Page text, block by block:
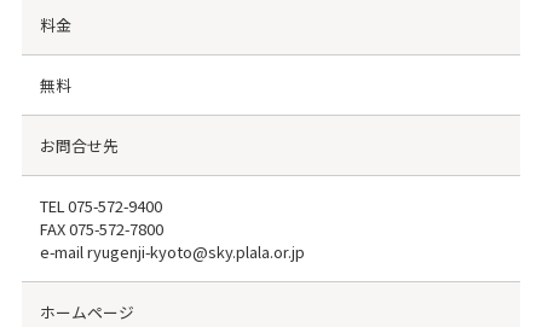
料金
無料
お問合せ先
TEL075-572-9400
FAX075-572-7800
e-mail ryugenji-kyoto@sky.plala.or.jp
ホームページ